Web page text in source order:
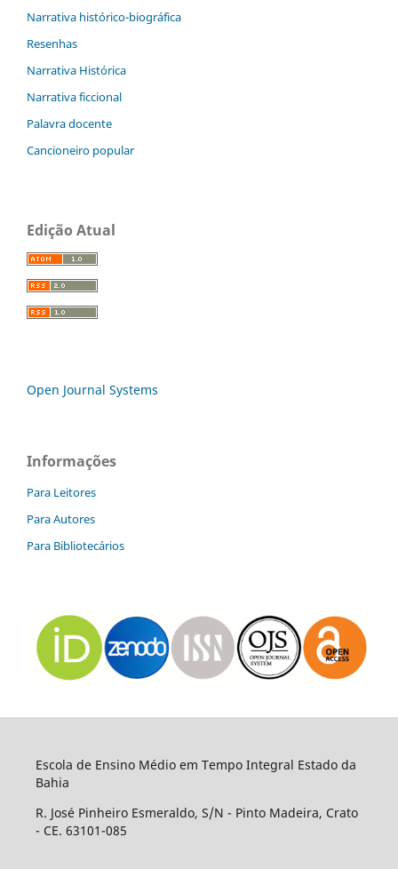
Narrativa histórico-biográfica
Resenhas
Narrativa Histórica
Narrativa ficcional
Palavra docente
Cancioneiro popular
Edição Atual
Open Journal Systems
Informações
Para Leitores
Para Autores
Para Bibliotecários
Escola de Ensino Médio em Tempo Integral Estado da
Bahia
R. José Pinheiro Esmeraldo, S/N - Pinto Madeira, Crato
- CE. 63101-085